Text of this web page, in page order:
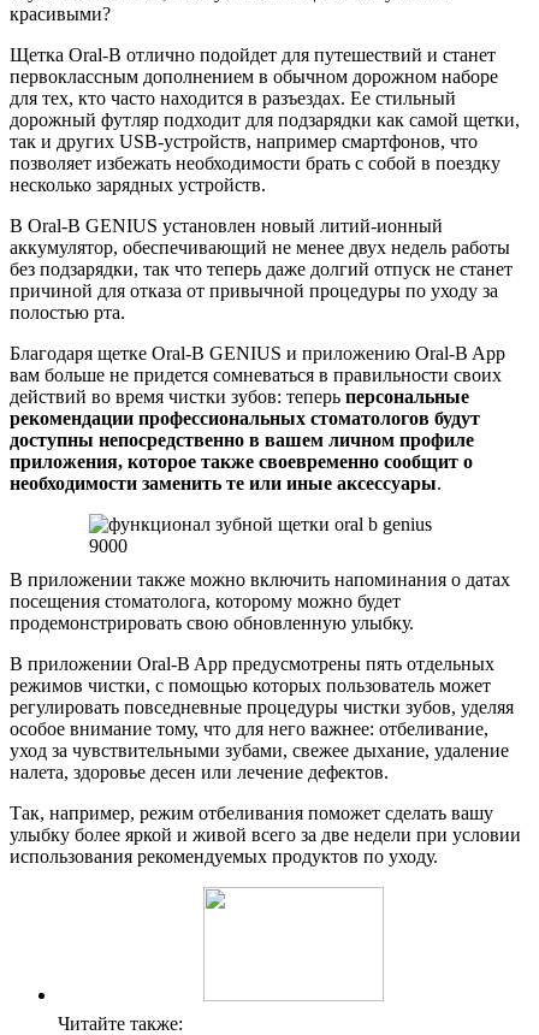
красивыми?
Щетка Oral-B отлично подойдет для путешествий и станет
первоклассным дополнением в обычном дорожном наборе
для тех, кто часто находится в разъездах. Ее стильный
дорожный футляр подходит для подзарядки как самой щетки,
так и других USB-устройств, например смартфонов, что
позволяет избежать необходимости брать с собой в поездку
несколько зарядных устройств.
В Oral-B GENIUS установлен новый литий-ионный
аккумулятор, обеспечивающий не менее двух недель работы
без подзарядки, так что теперь даже долгий отпуск не станет
причиной для отказа от привычной процедуры по уходу за
полостью рта.
Благодаря щетке Oral-B GENIUS и приложению Oral-B App
вам больше не придется сомневаться в правильности своих
действий во время чистки зубов: теперь персональные
рекомендации профессиональных стоматологов будут
доступны непосредственно в вашем личном профиле
приложения, которое также своевременно сообщит о
необходимости заменить те или иные аксессуары.
В приложении также можно включить напоминания о датах
посещения стоматолога, которому можно будет
продемонстрировать свою обновленную улыбку.
В приложении Oral-B App предусмотрены пять отдельных
режимов чистки, с помощью которых пользователь может
регулировать повседневные процедуры чистки зубов, уделяя
особое внимание тому, что для него важнее: отбеливание,
уход за чувствительными зубами, свежее дыхание, удаление
налета, здоровье десен или лечение дефектов.
Так, например, режим отбеливания поможет сделать вашу
улыбку более яркой и живой всего за две недели при условии
использования рекомендуемых продуктов по уходу.
Читайте также: